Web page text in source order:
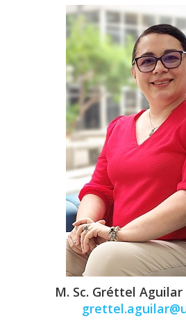
M. Sc. Gréttel